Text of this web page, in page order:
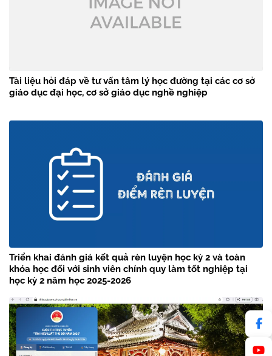
Tài liệu hỏi đáp về tư vấn tâm lý học đường tại các cơ sở
giáo dục đại học, cơ sở giáo dục nghề nghiệp
Triển khai đánh giá kết quả rèn luyện học kỳ 2 và toàn
khóa học đối với sinh viên chính quy làm tốt nghiệp tại
học kỳ 2 năm học 2025-2026